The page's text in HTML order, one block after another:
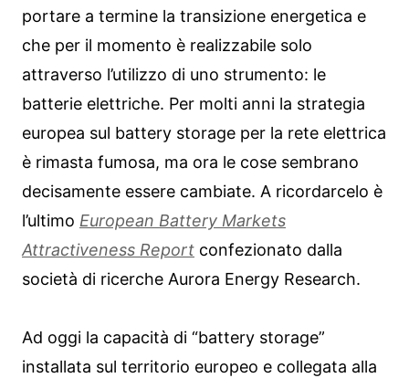
portare a termine la transizione energetica e
che per il momento è realizzabile solo
attraverso l’utilizzo di uno strumento: le
batterie elettriche. Per molti anni la strategia
europea sul battery storage per la rete elettrica
è rimasta fumosa, ma ora le cose sembrano
decisamente essere cambiate. A ricordarcelo è
l’ultimo European Battery Markets
Attractiveness Report confezionato dalla
società di ricerche Aurora Energy Research.
Ad oggi la capacità di “battery storage”
installata sul territorio europeo e collegata alla